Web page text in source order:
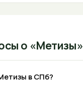
о «Метизы»
в СПб?